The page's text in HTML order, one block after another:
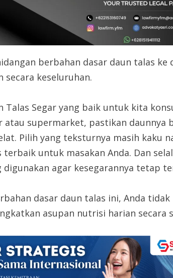
berbahan dasar daun talas ke
secara keseluruhan.
Segar yang baik untuk kita
supermarket, pastikan daunnya
Pilih yang teksturnya masih kaku
untuk masakan Anda. Dan
agar kesegarannya tetap
dasar daun talas ini, Anda
asupan nutrisi harian secara